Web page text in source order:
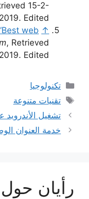
15-2-
2019. Edited.
↑
web
, Retrieved
Edited.
التصنيفات
تكنولوجيا
الوسوم
تقنيات متنوعة
تشغيل الأندرويد
خدمة العنوان
رأيان